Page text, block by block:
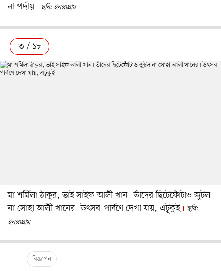
না পর্দায়
ছবি: ইনস্টাগ্রাম
৩ / ১৮
মা শর্মিলা ঠাকুর, ভাই সাইফ আলী খান। তাঁদের ছিটেফোঁটাও জুটল
না সোহা আলী খানের। উৎসব–পার্বণে দেখা যায়, এটুকুই
ছবি:
ইনস্টাগ্রাম